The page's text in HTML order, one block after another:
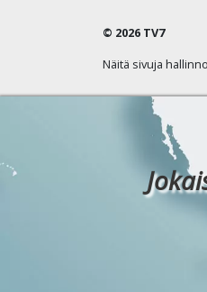
© 2026 TV7
Näitä sivuja